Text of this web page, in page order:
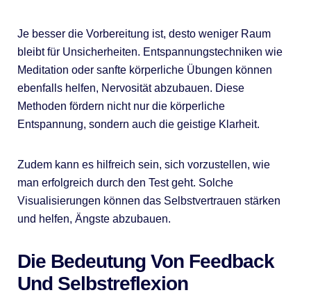
Je besser die Vorbereitung ist, desto weniger Raum
bleibt für Unsicherheiten. Entspannungstechniken wie
Meditation oder sanfte körperliche Übungen können
ebenfalls helfen, Nervosität abzubauen. Diese
Methoden fördern nicht nur die körperliche
Entspannung, sondern auch die geistige Klarheit.
Zudem kann es hilfreich sein, sich vorzustellen, wie
man erfolgreich durch den Test geht. Solche
Visualisierungen können das Selbstvertrauen stärken
und helfen, Ängste abzubauen.
Die Bedeutung Von Feedback
Und Selbstreflexion